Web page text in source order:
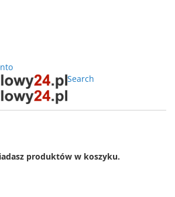
Search
produktów w koszyku.